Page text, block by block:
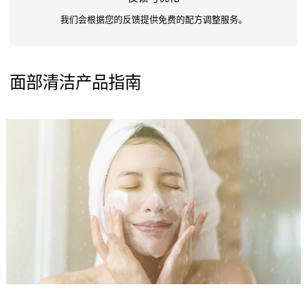
我们会根据您的反馈提供免费的配方调整服务。
面部清洁产品指南